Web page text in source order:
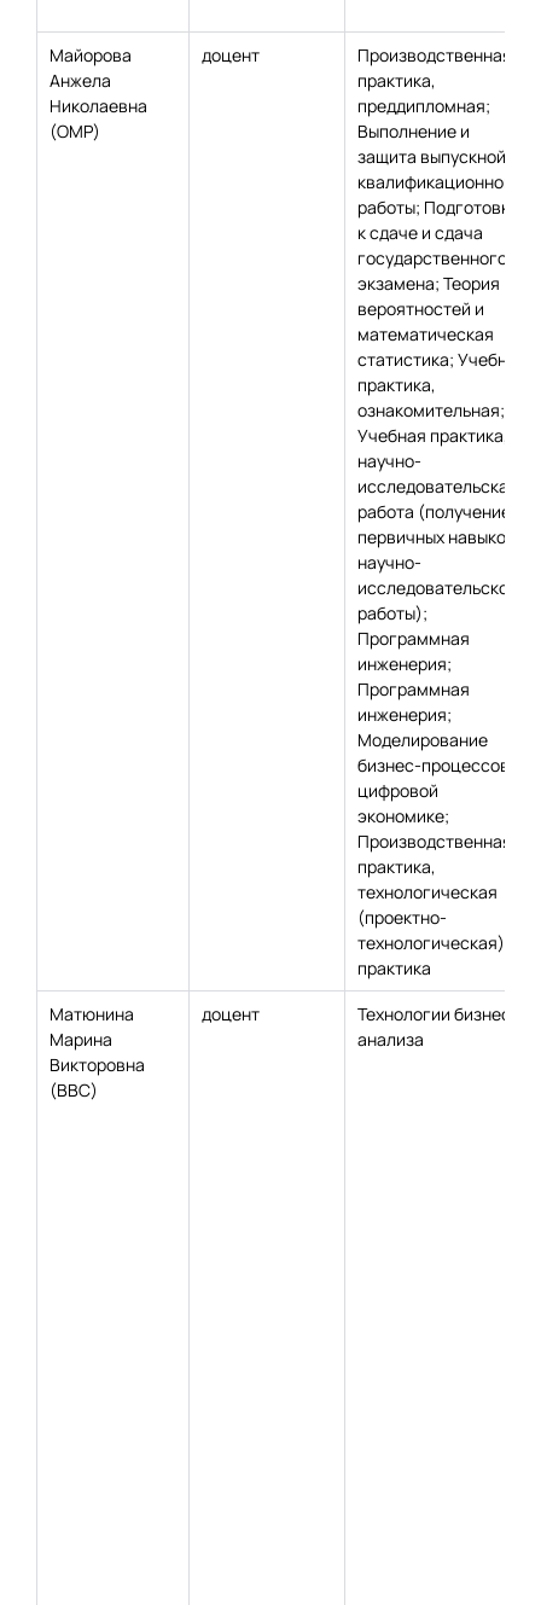
Майорова
Анжела
Николаевна
(ОМР)
доцент
Производственная
практика,
преддипломная;
Выполнение и
защита выпускной
квалификационной
работы; Подготовка
к сдаче и сдача
государственного
экзамена; Теория
вероятностей и
математическая
статистика; Учебная
практика,
ознакомительная;
Учебная практика,
научно-
исследовательская
работа (получение
первичных навыков
научно-
исследовательской
работы);
Программная
инженерия;
Программная
инженерия;
Моделирование
бизнес-процессов в
цифровой
экономике;
Производственная
практика,
технологическая
(проектно-
технологическая)
практика
Матюнина
Марина
Викторовна
(ВВС)
доцент
Технологии бизнес-
анализа